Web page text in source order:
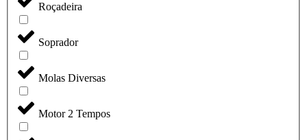
Roçadeira
Soprador
Molas Diversas
Motor 2 Tempos